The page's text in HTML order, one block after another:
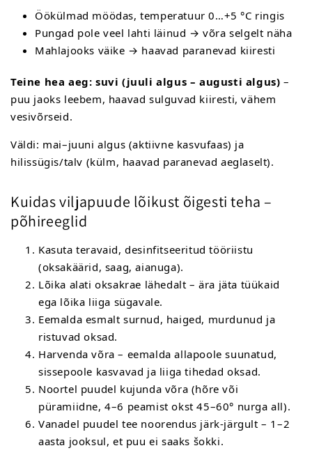
Öökülmad möödas, temperatuur 0…+5 °C ringis
Pungad pole veel lahti läinud → võra selgelt näha
Mahlajooks väike → haavad paranevad kiiresti
Teine hea aeg: suvi (juuli algus – augusti algus) –
puu jaoks leebem, haavad sulguvad kiiresti, vähem
vesivõrseid.
Väldi: mai–juuni algus (aktiivne kasvufaas) ja
hilissügis/talv (külm, haavad paranevad aeglaselt).
Kuidas viljapuude lõikust õigesti teha –
põhireeglid
Kasuta teravaid, desinfitseeritud tööriistu
(oksakäärid, saag, aianuga).
Lõika alati oksakrae lähedalt – ära jäta tüükaid
ega lõika liiga sügavale.
Eemalda esmalt surnud, haiged, murdunud ja
ristuvad oksad.
Harvenda võra – eemalda allapoole suunatud,
sissepoole kasvavad ja liiga tihedad oksad.
Noortel puudel kujunda võra (hõre või
püramiidne, 4–6 peamist okst 45–60° nurga all).
Vanadel puudel tee noorendus järk-järgult – 1–2
aasta jooksul, et puu ei saaks šokki.